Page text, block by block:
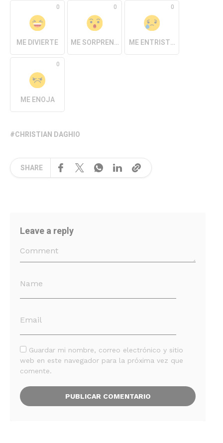
0
ME DIVIERTE
0
ME SORPRENDE
0
ME ENTRISTECE
0
ME ENOJA
CHRISTIAN DAGHIO
SHARE
Leave a reply
Guardar mi nombre, correo electrónico y sitio
web en este navegador para la próxima vez que
comente.